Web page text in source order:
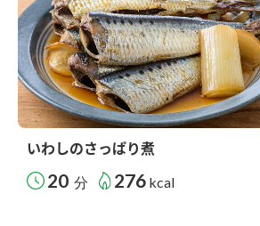
いわしのさっぱり煮
20 分 276 kcal